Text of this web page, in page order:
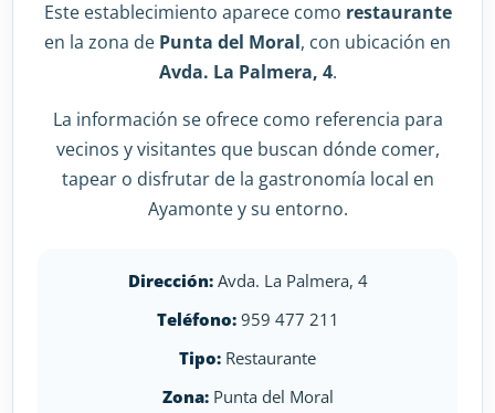
Este establecimiento aparece como restaurante
en la zona de Punta del Moral, con ubicación en
Avda. La Palmera, 4.
La información se ofrece como referencia para
vecinos y visitantes que buscan dónde comer,
tapear o disfrutar de la gastronomía local en
Ayamonte y su entorno.
Dirección:Avda. La Palmera, 4
Teléfono:959 477 211
Tipo: Restaurante
Zona:Punta del Moral